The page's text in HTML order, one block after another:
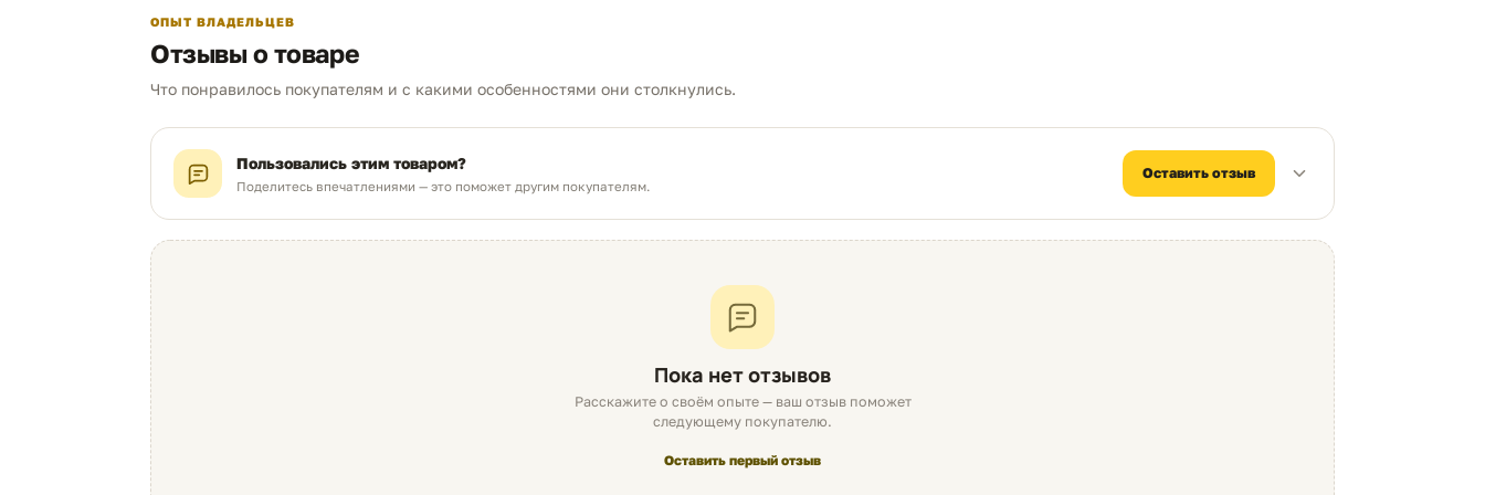
О ресурсе и 5% заполнении листа (Нажмите)
Отличная надёжность
100%
Всего обращений 0%
Оценка надёжности сформирована на основе данных о продажах и браке выбранного товара
ОПЫТ ВЛАДЕЛЬЦЕВ
Отзывы о товаре
Что понравилось покупателям и с какими особенностями они столкнулись.
Пользовались этим товаром?
Поделитесь впечатлениями — это поможет другим покупателям.
Оставить отзыв
Пока нет отзывов
Расскажите о своём опыте — ваш отзыв поможет
следующему покупателю.
Оставить первый отзыв